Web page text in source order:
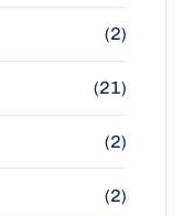
(2)
(21)
(2)
(2)